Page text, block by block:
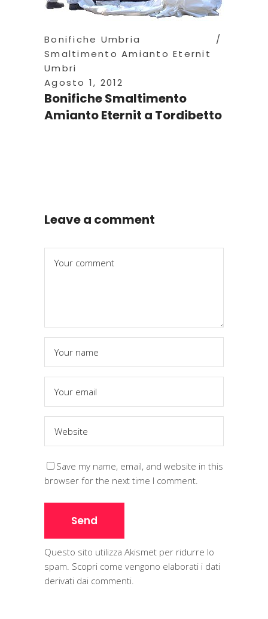
Bonifiche Umbria
Smaltimento Amianto Eternit
Umbri
Agosto 1, 2012
Bonifiche Smaltimento
Amianto Eternit a Tordibetto
Leave a comment
Save my name, email, and website in this
browser for the next time I comment.
Questo sito utilizza Akismet per ridurre lo
spam. Scopri come vengono elaborati i dati
derivati dai commenti.